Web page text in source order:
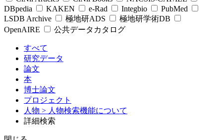
DBpedia
KAKEN e-Rad Integbio
PubMed
LSDB Archive
極地研ADS
極地研学術DB
OpenAIRE
公共データカタログ
すべて
研究データ
論文
本
博士論文
プロジェクト
人物 > 人物検索機能について
詳細検索